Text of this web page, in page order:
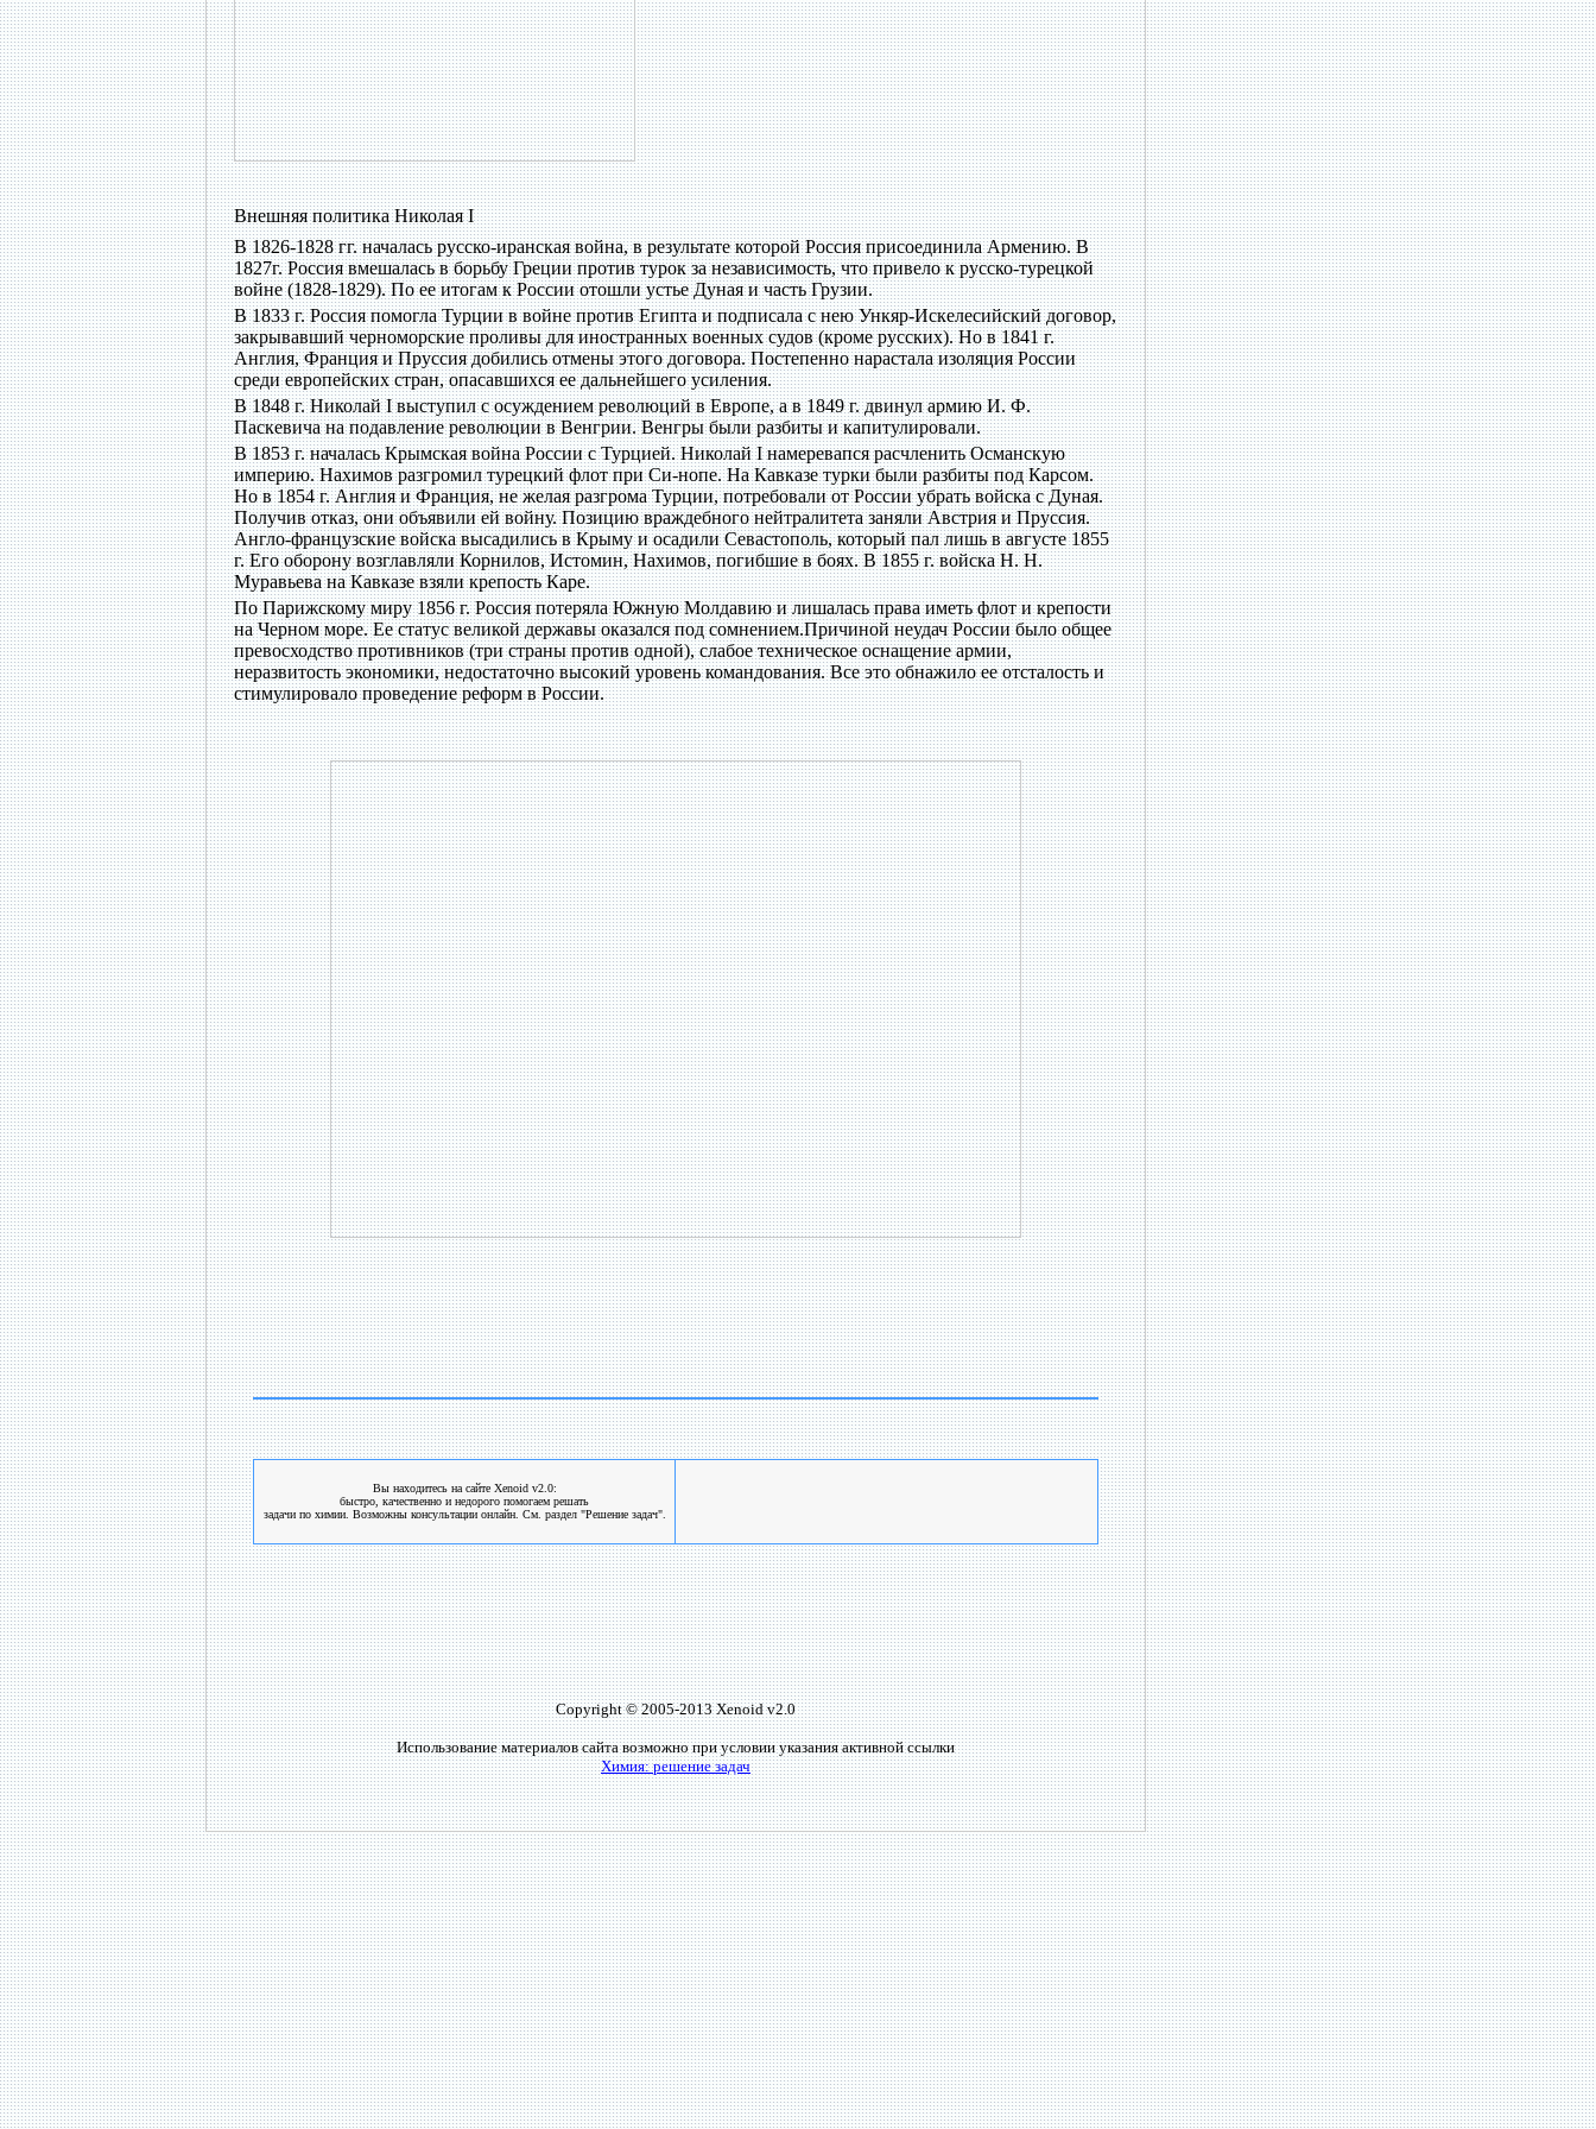
Внешняя политика Николая I
В 1826-1828 гг. началась русско-иранская война, в результате которой Россия присоединила Армению. В
1827г. Россия вмешалась в борьбу Греции против турок за независимость, что привело к русско-турецкой
войне (1828-1829). По ее итогам к России отошли устье Дуная и часть Грузии.
В 1833 г. Россия помогла Турции в войне против Египта и подписала с нею Ункяр-Искелесийский договор,
закрывавший черноморские проливы для иностранных военных судов (кроме русских). Но в 1841 г.
Англия, Франция и Пруссия добились отмены этого договора. Постепенно нарастала изоляция России
среди европейских стран, опасавшихся ее дальнейшего усиления.
В 1848 г. Николай I выступил с осуждением революций в Европе, а в 1849 г. двинул армию И. Ф.
Паскевича на подавление революции в Венгрии. Венгры были разбиты и капитулировали.
В 1853 г. началась Крымская война России с Турцией. Николай I намеревапся расчленить Османскую
империю. Нахимов разгромил турецкий флот при Си-нопе. На Кавказе турки были разбиты под Карсом.
Но в 1854 г. Англия и Франция, не желая разгрома Турции, потребовали от России убрать войска с Дуная.
Получив отказ, они объявили ей войну. Позицию враждебного нейтралитета заняли Австрия и Пруссия.
Англо-французские войска высадились в Крыму и осадили Севастополь, который пал лишь в августе 1855
г. Его оборону возглавляли Корнилов, Истомин, Нахимов, погибшие в боях. В 1855 г. войска Н. Н.
Муравьева на Кавказе взяли крепость Каре.
По Парижскому миру 1856 г. Россия потеряла Южную Молдавию и лишалась права иметь флот и крепости
на Черном море. Ее статус великой державы оказался под сомнением.Причиной неудач России было общее
превосходство противников (три страны против одной), слабое техническое оснащение армии,
неразвитость экономики, недостаточно высокий уровень командования. Все это обнажило ее отсталость и
стимулировало проведение реформ в России.
Вы находитесь на сайте Xenoid v2.0:
быстро, качественно и недорого помогаем решать
задачи по химии. Возможны консультации онлайн. См. раздел "Решение задач".
Copyright © 2005-2013 Xenoid v2.0
Использование материалов сайта возможно при условии указания активной ссылки
Химия: решение задач